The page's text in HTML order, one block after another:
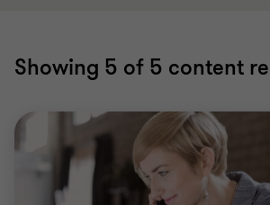
Showing 5 of 5 content